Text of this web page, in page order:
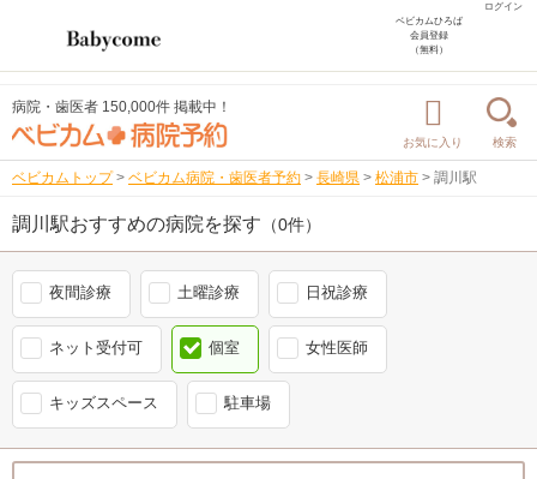
ログイン
ベビカムひろば
会員登録
（無料）
病院・歯医者 150,000件 掲載中！
お気に入り 検索
ベビカムトップ > ベビカム病院・歯医者予約 > 長崎県 > 松浦市 > 調川駅
調川駅おすすめの病院を探す （0件）
夜間診療 土曜診療 日祝診療
ネット受付可 個室 女性医師
キッズスペース 駐車場